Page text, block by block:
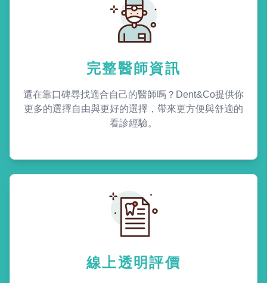
完整醫師資訊
還在靠口碑尋找適合自己的醫師嗎？Dent&Co提供你
更多的選擇自由與更好的選擇，帶來更方便與舒適的
看診經驗。
線上透明評價